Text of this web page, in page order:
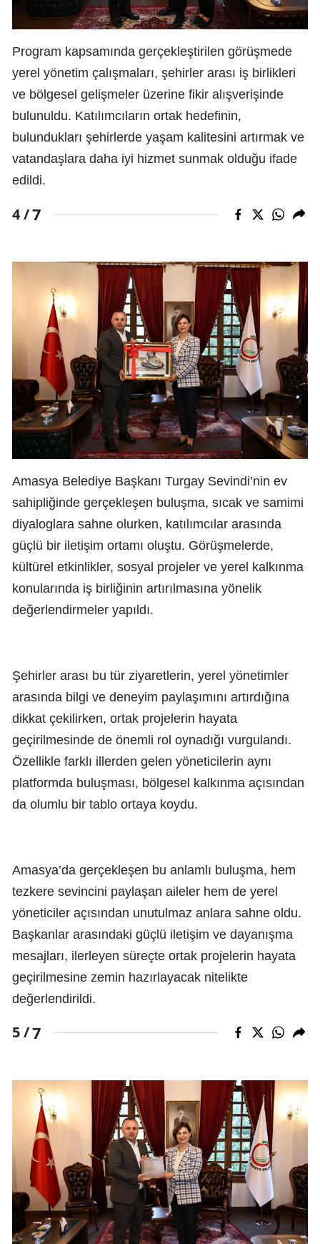
Program kapsamında gerçekleştirilen görüşmede
yerel yönetim çalışmaları, şehirler arası iş birlikleri
ve bölgesel gelişmeler üzerine fikir alışverişinde
bulunuldu. Katılımcıların ortak hedefinin,
bulundukları şehirlerde yaşam kalitesini artırmak ve
vatandaşlara daha iyi hizmet sunmak olduğu ifade
edildi.
4 /7
Amasya Belediye Başkanı Turgay Sevindi’nin ev
sahipliğinde gerçekleşen buluşma, sıcak ve samimi
diyaloglara sahne olurken, katılımcılar arasında
güçlü bir iletişim ortamı oluştu. Görüşmelerde,
kültürel etkinlikler, sosyal projeler ve yerel kalkınma
konularında iş birliğinin artırılmasına yönelik
değerlendirmeler yapıldı.
Şehirler arası bu tür ziyaretlerin, yerel yönetimler
arasında bilgi ve deneyim paylaşımını artırdığına
dikkat çekilirken, ortak projelerin hayata
geçirilmesinde de önemli rol oynadığı vurgulandı.
Özellikle farklı illerden gelen yöneticilerin aynı
platformda buluşması, bölgesel kalkınma açısından
da olumlu bir tablo ortaya koydu.
Amasya’da gerçekleşen bu anlamlı buluşma, hem
tezkere sevincini paylaşan aileler hem de yerel
yöneticiler açısından unutulmaz anlara sahne oldu.
Başkanlar arasındaki güçlü iletişim ve dayanışma
mesajları, ilerleyen süreçte ortak projelerin hayata
geçirilmesine zemin hazırlayacak nitelikte
değerlendirildi.
5 /7